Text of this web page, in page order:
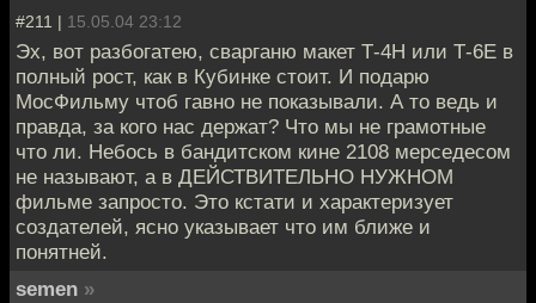
#211 | 15.05.04 23:12
Эх, вот разбогатею, сварганю макет Т-4Н или Т-6Е в
полный рост, как в Кубинке стоит. И подарю
МосФильму чтоб гавно не показывали. А то ведь и
правда, за кого нас держат? Что мы не грамотные
что ли. Небось в бандитском кине 2108 мерседесом
не называют, а в ДЕЙСТВИТЕЛЬНО НУЖНОМ
фильме запросто. Это кстати и характеризует
создателей, ясно указывает что им ближе и
понятней.
semen »